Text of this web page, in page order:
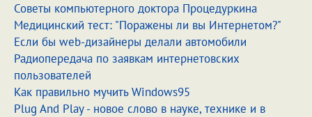
Советы компьютерного доктора Процедуркина
Медицинский тест: "Поражены ли вы Интернетом?"
Если бы web-дизайнеры делали автомобили
Радиопередача по заявкам интернетовских
пользователей
Как правильно мучить Windows95
Plug And Play - новое слово в науке, технике и в